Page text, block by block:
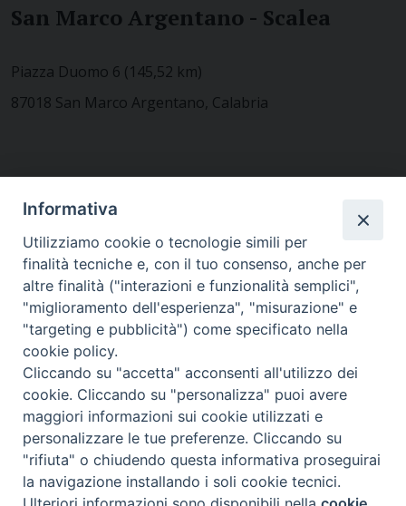
San Marco Argentano - Scalea
Piazza Duomo 6 (145,52 km)
87018 San Marco Argentano, Calabria
MODULISTICA
WEBMAIL
RENDICONTO 8X1000
PRIVACY E COOKIE POLICY
Preferenze Cookie
Informativa
Utilizziamo cookie o tecnologie simili per
finalità tecniche e, con il tuo consenso, anche per
altre finalità ("interazioni e funzionalità semplici",
"miglioramento dell'esperienza", "misurazione" e
"targeting e pubblicità") come specificato nella
cookie policy.
Cliccando su "accetta" acconsenti all'utilizzo dei
cookie. Cliccando su "personalizza" puoi avere
maggiori informazioni sui cookie utilizzati e
personalizzare le tue preferenze. Cliccando su
"rifiuta" o chiudendo questa informativa proseguirai
la navigazione installando i soli cookie tecnici.